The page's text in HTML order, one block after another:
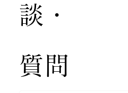
談・
質問​